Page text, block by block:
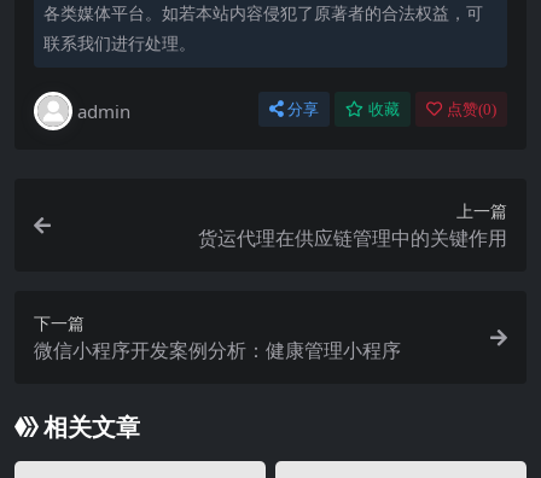
各类媒体平台。如若本站内容侵犯了原著者的合法权益，可
联系我们进行处理。
admin 分享 收藏 点赞(0)
上一篇
货运代理在供应链管理中的关键作用
下一篇
微信小程序开发案例分析：健康管理小程序
相关文章